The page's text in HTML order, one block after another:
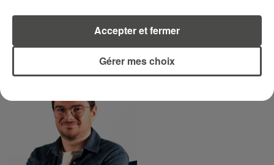
LA RÉDACTION
RCA
Voir toute l'équipe RCA
Gérer mes choix
Accepter et fermer